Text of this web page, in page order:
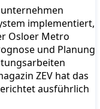
implementiert,
Osloer Metro
und Planung
ZEV hat das
ausführlich